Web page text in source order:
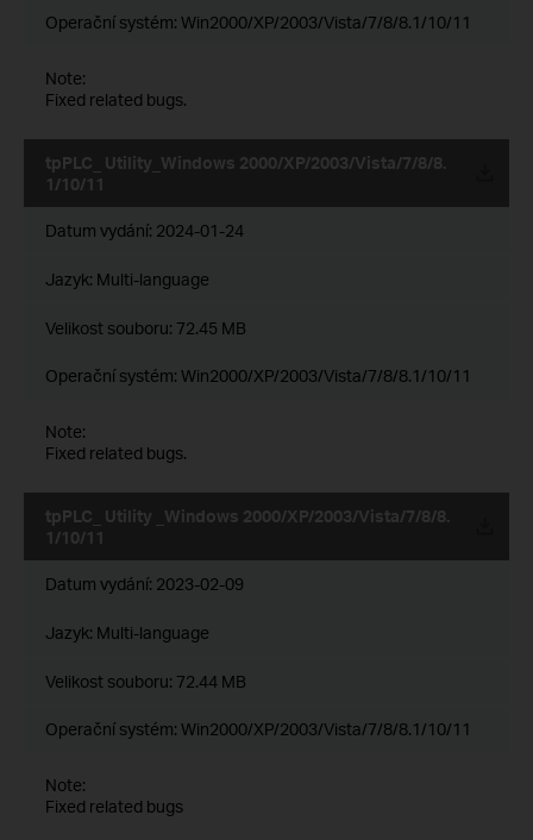
Operační systém: Win2000/XP/2003/Vista/7/8/8.1/10/11
Note:
Fixed related bugs.
tpPLC_ Utility_Windows 2000/XP/2003/Vista/7/8/8.
1/10/11
Datum vydání: 2024-01-24
Jazyk: Multi-language
Velikost souboru: 72.45 MB
Operační systém: Win2000/XP/2003/Vista/7/8/8.1/10/11
Note:
Fixed related bugs.
tpPLC_ Utility _Windows 2000/XP/2003/Vista/7/8/8.
1/10/11
Datum vydání: 2023-02-09
Jazyk: Multi-language
Velikost souboru: 72.44 MB
Operační systém: Win2000/XP/2003/Vista/7/8/8.1/10/11
Note:
Fixed related bugs